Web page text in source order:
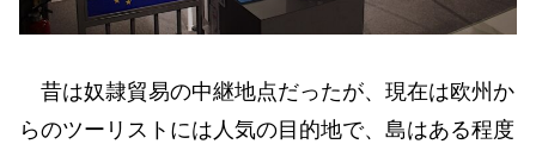
昔は奴隷貿易の中継地点だったが、現在は欧州か
らのツーリストには人気の目的地で、島はある程度